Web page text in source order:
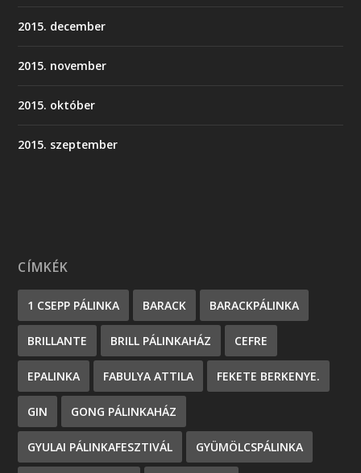
2015. december
2015. november
2015. október
2015. szeptember
CÍMKÉK
1 CSEPP PÁLINKA BARACK BARACKPÁLINKA
BRILLANTE BRILL PÁLINKAHÁZ CEFRE
EPALINKA FABULYA ATTILA FEKETE BERKENYE.
GIN GONG PÁLINKAHÁZ
GYULAI PÁLINKAFESZTIVÁL GYÜMÖLCSPÁLINKA